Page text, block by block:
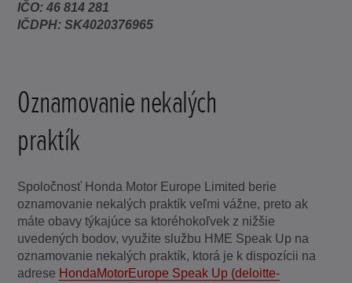
IČO: 46 814 281
IČDPH: SK4020376965
Oznamovanie nekalých
praktík
Spoločnosť Honda Motor Europe Limited berie
oznamovanie nekalých praktík veľmi vážne, preto ak
máte obavy týkajúce sa ktoréhokoľvek z nižšie
uvedených bodov, využite službu HME Speak Up na
oznamovanie nekalých praktík, ktorá je k dispozícii na
adrese HondaMotorEurope Speak Up (deloitte-